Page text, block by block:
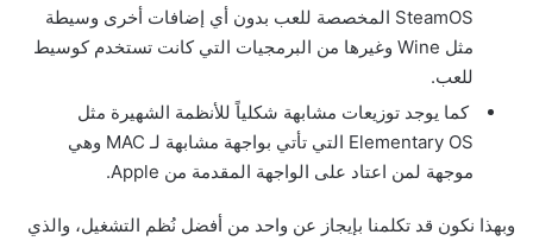
SteamOS المخصصة للعب بدون أي إضافات أخرى وسيطة
مثل Wine وغيرها من البرمجيات التي كانت تستخدم كوسيط
للعب.
كما يوجد توزيعات مشابهة شكلياً للأنظمة الشهيرة مثل
Elementary OS التي تأتي بواجهة مشابهة لـ MAC وهي
موجهة لمن اعتاد على الواجهة المقدمة من Apple.
وبهذا نكون قد تكلمنا بإيجاز عن واحد من أفضل نُظم التشغيل، والذي